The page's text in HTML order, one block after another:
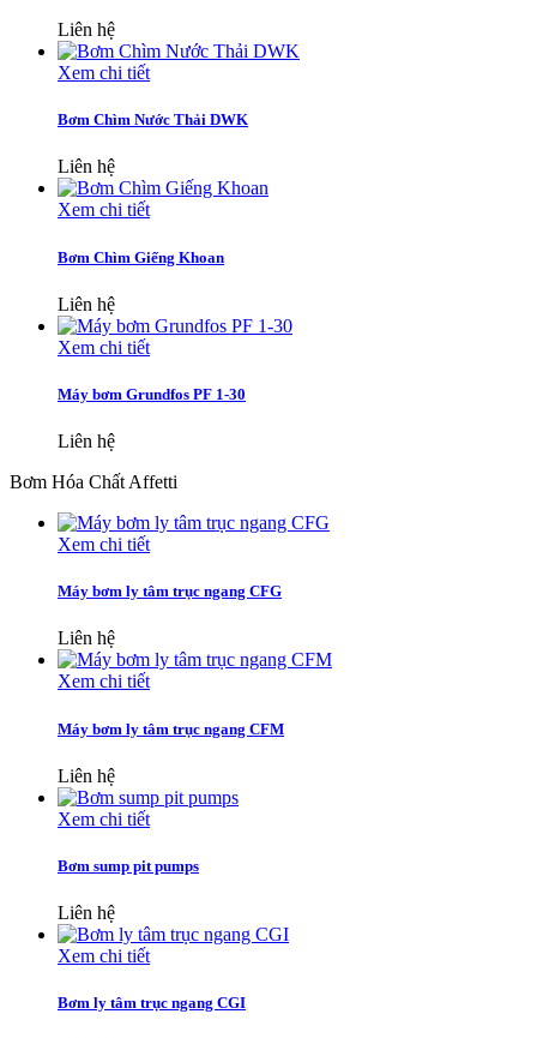
Liên hệ
Xem chi tiết
Bơm Chìm Nước Thải DWK
Liên hệ
Xem chi tiết
Bơm Chìm Giếng Khoan
Liên hệ
Xem chi tiết
Máy bơm Grundfos PF 1-30
Liên hệ
Bơm Hóa Chất Affetti
Xem chi tiết
Máy bơm ly tâm trục ngang CFG
Liên hệ
Xem chi tiết
Máy bơm ly tâm trục ngang CFM
Liên hệ
Xem chi tiết
Bơm sump pit pumps
Liên hệ
Xem chi tiết
Bơm ly tâm trục ngang CGI